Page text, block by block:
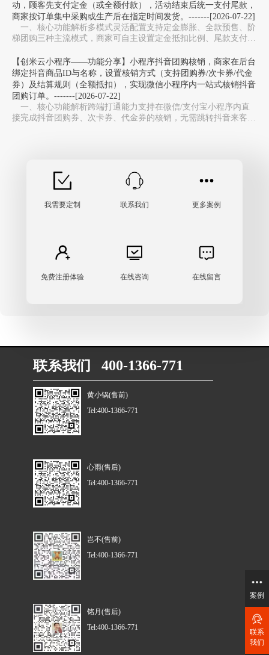
动，顾客先支付定金（或全额付款），活动结束后统一支付尾款，
商家按订单集中采购或生产后在指定时间发货。-------[2026-07-22]
一、核心功能解析多模式灵活配置‌支持定金膨胀、全款预售、阶
梯团购三种主流模式，商家可自主设置定金抵扣比例、尾款支付周
【创米云小程序——功能分享】小程序抖音团购核销，商家在后台
绑定抖音商品ID与名称，设置核销方式（支持团购券/次卡券/代金
券）及结算规则（全额抵扣），实现微信小程序内一站式核销抖音
团购订单。-------[2026-07-22]
一、核心功能解析跨端打通能力‌支持在微信/支付宝小程序内直
接完成抖音团购券、次卡券、代金券的核销，无需跳转抖音来客
我需要定制 联系我们 更多案例
免费注册体验 在线咨询 在线留言
联系我们 400-1366-771
黄小锅(售前)
Tel:400-1366-771
心雨(售后)
Tel:400-1366-771
岂不(售前)
Tel:400-1366-771
铭月(售后)
Tel:400-1366-771
案例
联系
我们